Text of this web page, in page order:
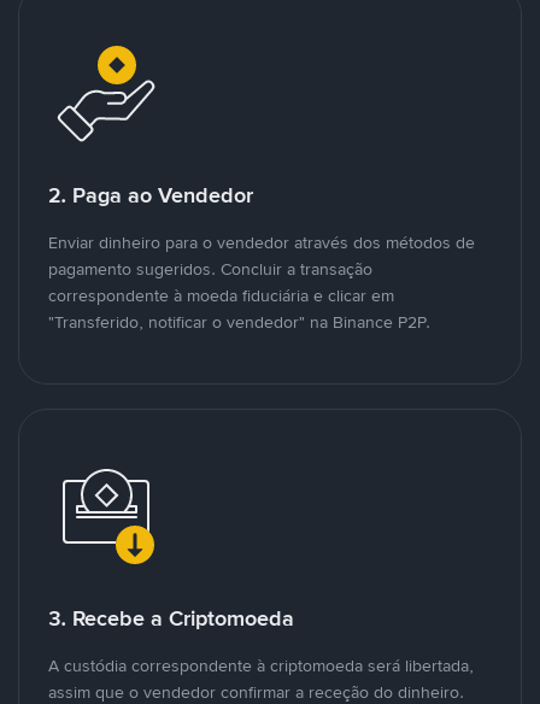
2. Paga ao Vendedor
Enviar dinheiro para o vendedor através dos métodos de
pagamento sugeridos. Concluir a transação
correspondente à moeda fiduciária e clicar em
"Transferido, notificar o vendedor" na Binance P2P.
3. Recebe a Criptomoeda
A custódia correspondente à criptomoeda será libertada,
assim que o vendedor confirmar a receção do dinheiro.